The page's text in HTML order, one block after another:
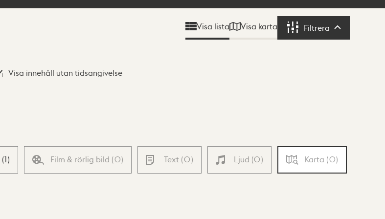
Visa lista Visa karta Filtrera Filtrera
Visa innehåll utan tidsangivelse
(1) Film & rörlig bild (0) Text (0) Ljud (0) Karta (0)